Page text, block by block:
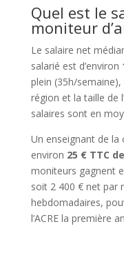
Quel est le
moniteur
Le salaire net
salarié est d’environ
plein (35h/semaine),
région et la taille de
salaires sont en
Un enseignant de
environ 25 € TTC
moniteurs gagnent
soit 2 400 € net par
hebdomadaires,
l’ACRE la première